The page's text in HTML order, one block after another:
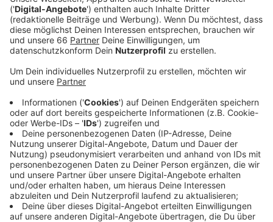
Anzeige
Damals waren in vielen Stadtteilen ganze Straßenzüge
überschwemmt worden. Keller liefen voll Wasser, ein
Mensch kam ums Leben. In einer Sondersitzung
diskutiert die Politik über die Katastrophe. Außerdem
wird die Stadt ihren Bericht vorlegen. Darin steht auch,
wie Anwohner in Zukunft besser geschützt und
gewarnt werden können. Zum Beispiel mit gezielten
Nachrichten auf das Handy. Schon jetzt hat die Stadt
eine neue Starkregen-Gefahrenkarte online gestellt.
Hier können wir das Risiko bei solchen Unwettern vor
unserer Haustüre einschätzen.